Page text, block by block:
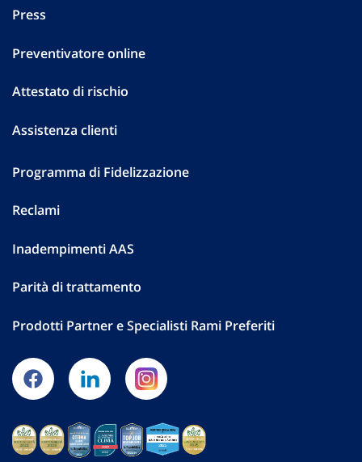
Press
Preventivatore online
Attestato di rischio
Assistenza clienti
Programma di Fidelizzazione
Reclami
Inadempimenti AAS
Parità di trattamento
Prodotti Partner e Specialisti Rami Preferiti